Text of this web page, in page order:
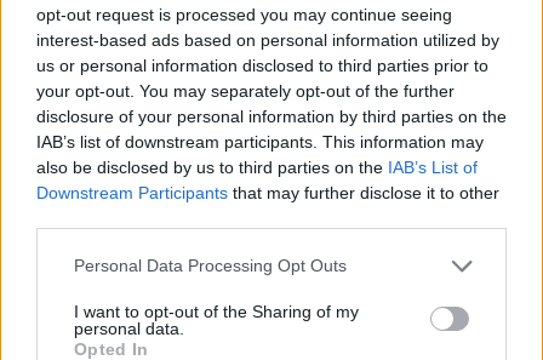
opt-out request is processed you may continue seeing
interest-based ads based on personal information utilized by
us or personal information disclosed to third parties prior to
your opt-out. You may separately opt-out of the further
disclosure of your personal information by third parties on the
IAB’s list of downstream participants. This information may
also be disclosed by us to third parties on the IAB’s List of
Downstream Participants that may further disclose it to other
Personal Data Processing Opt Outs
I want to opt-out of the Sharing of my
personal data.
Opted In
Σπάρτη: «Έφυγαν» από κοντά μας…
07/08/2026 14:12